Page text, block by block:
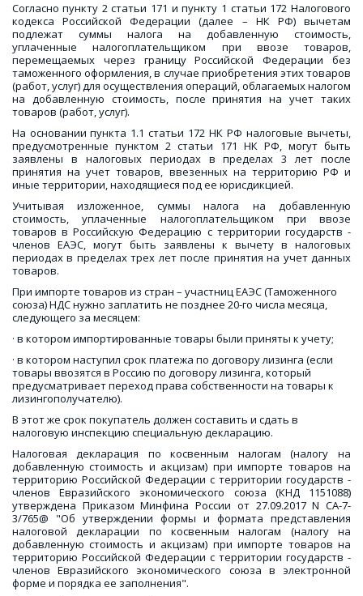
Согласно пункту 2 статьи 171 и пункту 1 статьи 172 Налогового
кодекса Российской Федерации (далее – НК РФ) вычетам
подлежат суммы налога на добавленную стоимость,
уплаченные налогоплательщиком при ввозе товаров,
перемещаемых через границу Российской Федерации без
таможенного оформления, в случае приобретения этих товаров
(работ, услуг) для осуществления операций, облагаемых налогом
на добавленную стоимость, после принятия на учет таких
товаров (работ, услуг).
На основании пункта 1.1 статьи 172 НК РФ налоговые вычеты,
предусмотренные пунктом 2 статьи 171 НК РФ, могут быть
заявлены в налоговых периодах в пределах 3 лет после
принятия на учет товаров, ввезенных на территорию РФ и
иные территории, находящиеся под ее юрисдикцией.
Учитывая изложенное, суммы налога на добавленную
стоимость, уплаченные налогоплательщиком при ввозе
товаров в Российскую Федерацию с территории государств -
членов ЕАЭС, могут быть заявлены к вычету в налоговых
периодах в пределах трех лет после принятия на учет данных
товаров.
При импорте товаров из стран – участниц ЕАЭС (Таможенного
союза) НДС нужно заплатить не позднее 20-го числа месяца,
следующего за месяцем:
· в котором импортированные товары были приняты к учету;
· в котором наступил срок платежа по договору лизинга (если
товары ввозятся в Россию по договору лизинга, который
предусматривает переход права собственности на товары к
лизингополучателю).
В этот же срок покупатель должен составить и сдать в
налоговую инспекцию специальную декларацию.
Налоговая декларация по косвенным налогам (налогу на
добавленную стоимость и акцизам) при импорте товаров на
территорию Российской Федерации с территории государств -
членов Евразийского экономического союза (КНД 1151088)
утверждена Приказом Минфина России от 27.09.2017 N СА-7-
3/765@ "Об утверждении формы и формата представления
налоговой декларации по косвенным налогам (налогу на
добавленную стоимость и акцизам) при импорте товаров на
территорию Российской Федерации с территории государств -
членов Евразийского экономического союза в электронной
форме и порядка ее заполнения".